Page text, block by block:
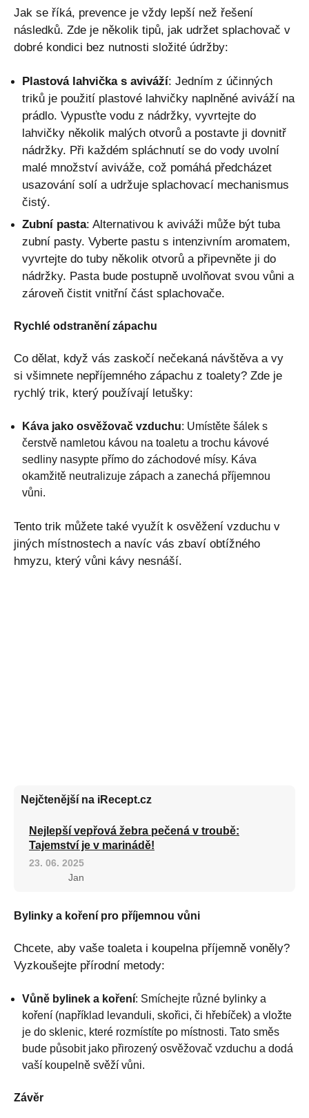
Jak se říká, prevence je vždy lepší než řešení
následků. Zde je několik tipů, jak udržet splachovač v
dobré kondici bez nutnosti složité údržby:
Plastová lahvička s aviváží: Jedním z účinných
triků je použití plastové lahvičky naplněné aviváží na
prádlo. Vypusťte vodu z nádržky, vyvrtejte do
lahvičky několik malých otvorů a postavte ji dovnitř
nádržky. Při každém spláchnutí se do vody uvolní
malé množství aviváže, což pomáhá předcházet
usazování solí a udržuje splachovací mechanismus
čistý.
Zubní pasta: Alternativou k aviváži může být tuba
zubní pasty. Vyberte pastu s intenzivním aromatem,
vyvrtejte do tuby několik otvorů a připevněte ji do
nádržky. Pasta bude postupně uvolňovat svou vůni a
zároveň čistit vnitřní část splachovače.
Rychlé odstranění zápachu
Co dělat, když vás zaskočí nečekaná návštěva a vy
si všimnete nepříjemného zápachu z toalety? Zde je
rychlý trik, který používají letušky:
Káva jako osvěžovač vzduchu: Umístěte šálek s
čerstvě namletou kávou na toaletu a trochu kávové
sedliny nasypte přímo do záchodové mísy. Káva
okamžitě neutralizuje zápach a zanechá příjemnou
vůni.
Tento trik můžete také využít k osvěžení vzduchu v
jiných místnostech a navíc vás zbaví obtížného
hmyzu, který vůni kávy nesnáší.
Nejčtenější na iRecept.cz
Nejlepší vepřová žebra pečená v troubě:
Tajemství je v marinádě!
23. 06. 2025
Jan
Bylinky a koření pro příjemnou vůni
Chcete, aby vaše toaleta i koupelna příjemně voněly?
Vyzkoušejte přírodní metody:
Vůně bylinek a koření: Smíchejte různé bylinky a
koření (například levanduli, skořici, či hřebíček) a vložte
je do sklenic, které rozmístíte po místnosti. Tato směs
bude působit jako přirozený osvěžovač vzduchu a dodá
vaší koupelně svěží vůni.
Závěr